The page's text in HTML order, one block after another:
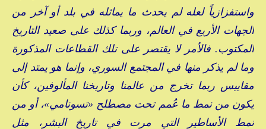
واستفزازياً لعله لم يحدث ما يماثله في بلد أو آخر من
الجهات الأربع في العالم، وربما كذلك على صعيد التاريخ
المكتوب. فالأمر لا يقتصر على تلك القطاعات المذكورة
وما لم يذكر منها في المجتمع السوري، وإنما هو يمتد إلى
مقاييس ربما تخرج من عالمنا وتاريخنا المألوفين، كأن
يكون من نمط ما عُمم تحت مصطلح «تسونامي»، أو من
نمط الأساطير التي مرت في تاريخ البشر، مثل